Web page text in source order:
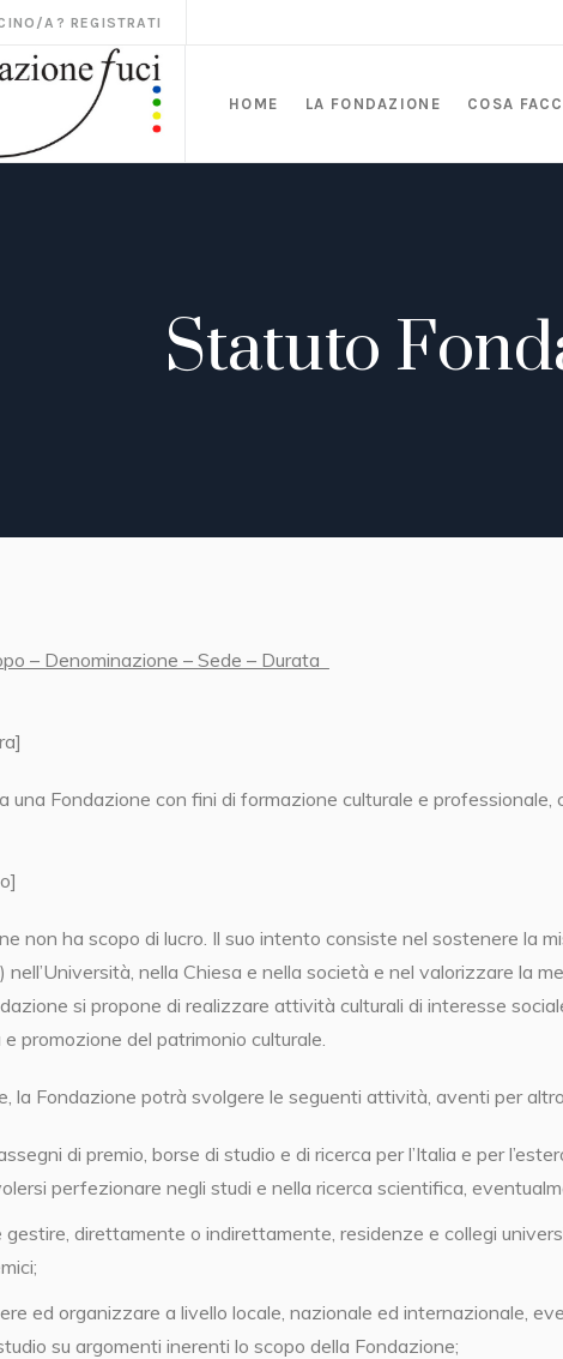
A? REGISTRATI
HOME LA FONDAZIONE COSA
Statuto
– Denominazione – Sede – Durata
una Fondazione con fini di formazione culturale e professionale,
non ha scopo di lucro. Il suo intento consiste nel sostenere la
nell’Università, nella Chiesa e nella società e nel valorizzare la
si propone di realizzare attività culturali di interesse
promozione del patrimonio culturale.
la Fondazione potrà svolgere le seguenti attività, aventi per
di premio, borse di studio e di ricerca per l’Italia e per
perfezionare negli studi e nella ricerca scientifica,
gestire, direttamente o indirettamente, residenze e collegi
ed organizzare a livello locale, nazionale ed internazionale,
su argomenti inerenti lo scopo della Fondazione;